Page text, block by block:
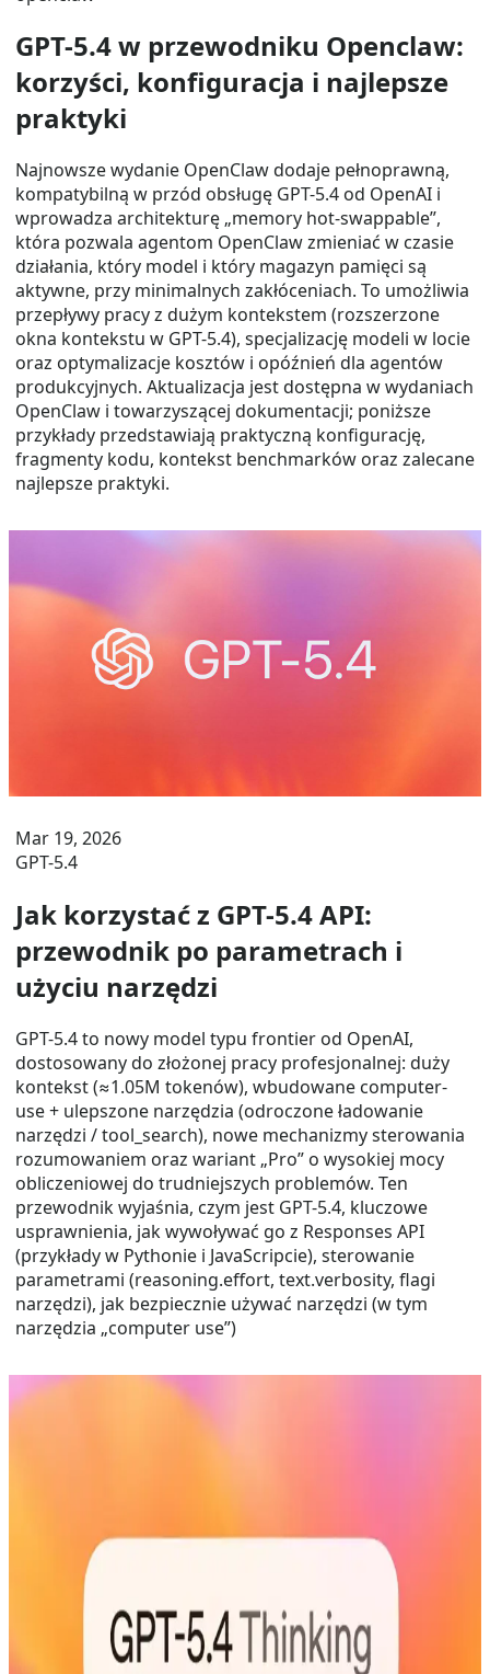
GPT-5.4 w przewodniku Openclaw:
korzyści, konfiguracja i najlepsze
praktyki
Najnowsze wydanie OpenClaw dodaje pełnoprawną,
kompatybilną w przód obsługę GPT-5.4 od OpenAI i
wprowadza architekturę „memory hot-swappable”,
która pozwala agentom OpenClaw zmieniać w czasie
działania, który model i który magazyn pamięci są
aktywne, przy minimalnych zakłóceniach. To umożliwia
przepływy pracy z dużym kontekstem (rozszerzone
okna kontekstu w GPT-5.4), specjalizację modeli w locie
oraz optymalizacje kosztów i opóźnień dla agentów
produkcyjnych. Aktualizacja jest dostępna w wydaniach
OpenClaw i towarzyszącej dokumentacji; poniższe
przykłady przedstawiają praktyczną konfigurację,
fragmenty kodu, kontekst benchmarków oraz zalecane
najlepsze praktyki.
Mar 19, 2026
GPT-5.4
Jak korzystać z GPT-5.4 API:
przewodnik po parametrach i
użyciu narzędzi
GPT-5.4 to nowy model typu frontier od OpenAI,
dostosowany do złożonej pracy profesjonalnej: duży
kontekst (≈1.05M tokenów), wbudowane computer-
use + ulepszone narzędzia (odroczone ładowanie
narzędzi / tool_search), nowe mechanizmy sterowania
rozumowaniem oraz wariant „Pro” o wysokiej mocy
obliczeniowej do trudniejszych problemów. Ten
przewodnik wyjaśnia, czym jest GPT-5.4, kluczowe
usprawnienia, jak wywoływać go z Responses API
(przykłady w Pythonie i JavaScripcie), sterowanie
parametrami (reasoning.effort, text.verbosity, flagi
narzędzi), jak bezpiecznie używać narzędzi (w tym
narzędzia „computer use”)
Mar 19, 2026
GPT-5.4 pojawia się jako ukierunkowana rodzina
modeli do „profesjonalnej pracy” z dwiema głównymi
wersjami — GPT-5.4 Thinking i GPT-5.4 Pro — oraz
silnym naciskiem na pracę z dokumentami o długim